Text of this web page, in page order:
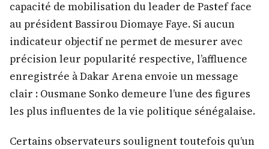
capacité de mobilisation du leader de Pastef face
au président Bassirou Diomaye Faye. Si aucun
indicateur objectif ne permet de mesurer avec
précision leur popularité respective, l’affluence
enregistrée à Dakar Arena envoie un message
clair : Ousmane Sonko demeure l’une des figures
les plus influentes de la vie politique sénégalaise.
Certains observateurs soulignent toutefois qu’un